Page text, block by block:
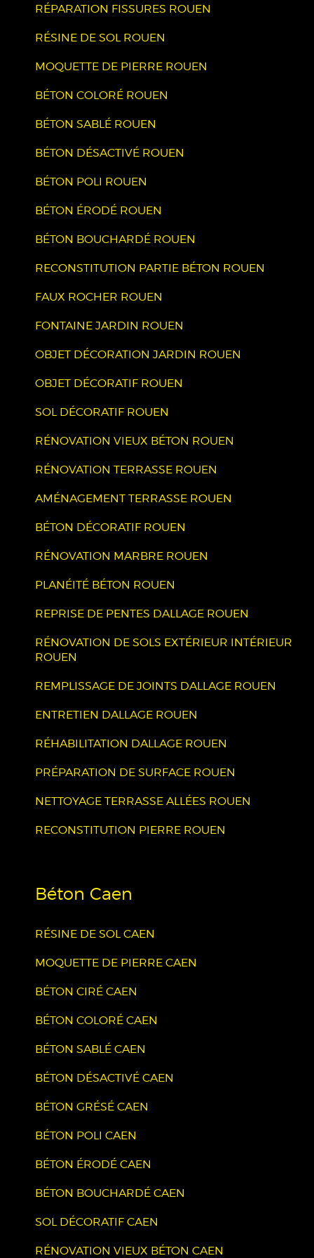
RÉPARATION FISSURES ROUEN
RÉSINE DE SOL ROUEN
MOQUETTE DE PIERRE ROUEN
BÉTON COLORÉ ROUEN
BÉTON SABLÉ ROUEN
BÉTON DÉSACTIVÉ ROUEN
BÉTON POLI ROUEN
BÉTON ÉRODÉ ROUEN
BÉTON BOUCHARDÉ ROUEN
RECONSTITUTION PARTIE BÉTON ROUEN
FAUX ROCHER ROUEN
FONTAINE JARDIN ROUEN
OBJET DÉCORATION JARDIN ROUEN
OBJET DÉCORATIF ROUEN
SOL DÉCORATIF ROUEN
RÉNOVATION VIEUX BÉTON ROUEN
RÉNOVATION TERRASSE ROUEN
AMÉNAGEMENT TERRASSE ROUEN
BÉTON DÉCORATIF ROUEN
RÉNOVATION MARBRE ROUEN
PLANÉITÉ BÉTON ROUEN
REPRISE DE PENTES DALLAGE ROUEN
RÉNOVATION DE SOLS EXTÉRIEUR INTÉRIEUR
ROUEN
REMPLISSAGE DE JOINTS DALLAGE ROUEN
ENTRETIEN DALLAGE ROUEN
RÉHABILITATION DALLAGE ROUEN
PRÉPARATION DE SURFACE ROUEN
NETTOYAGE TERRASSE ALLÉES ROUEN
RECONSTITUTION PIERRE ROUEN
Béton Caen
RÉSINE DE SOL CAEN
MOQUETTE DE PIERRE CAEN
BÉTON CIRÉ CAEN
BÉTON COLORÉ CAEN
BÉTON SABLÉ CAEN
BÉTON DÉSACTIVÉ CAEN
BÉTON GRÉSÉ CAEN
BÉTON POLI CAEN
BÉTON ÉRODÉ CAEN
BÉTON BOUCHARDÉ CAEN
SOL DÉCORATIF CAEN
RÉNOVATION VIEUX BÉTON CAEN